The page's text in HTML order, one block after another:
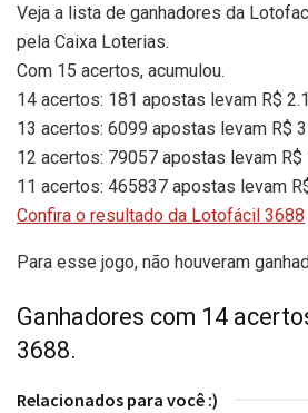
Veja a lista de ganhadores da
pela Caixa Loterias.
Com 15 acertos, acumulou.
14 acertos: 181 apostas levam R$
13 acertos: 6099 apostas levam R$
12 acertos: 79057 apostas levam R$
11 acertos: 465837 apostas levam
Confira o resultado da Lotofácil 3688
Para esse jogo, não houveram
Ganhadores com 14
3688.
Relacionados para você :)